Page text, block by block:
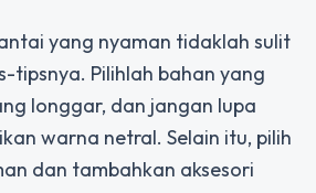
yang nyaman tidaklah sulit
tipsnya. Pilihlah bahan yang
longgar, dan jangan lupa
warna netral. Selain itu, pilih
dan tambahkan aksesori